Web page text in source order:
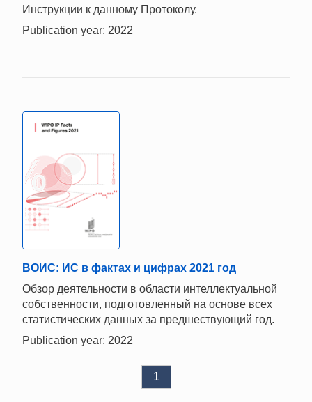
Инструкции к данному Протоколу.
Publication year: 2022
ВОИС: ИС в фактах и цифрах 2021 год
Обзор деятельности в области интеллектуальной
собственности, подготовленный на основе всех
статистических данных за предшествующий год.
Publication year: 2022
1